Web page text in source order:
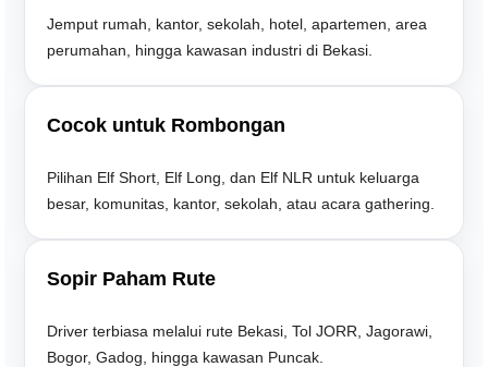
Jemput rumah, kantor, sekolah, hotel, apartemen, area
perumahan, hingga kawasan industri di Bekasi.
Cocok untuk Rombongan
Pilihan Elf Short, Elf Long, dan Elf NLR untuk keluarga
besar, komunitas, kantor, sekolah, atau acara gathering.
Sopir Paham Rute
Driver terbiasa melalui rute Bekasi, Tol JORR, Jagorawi,
Bogor, Gadog, hingga kawasan Puncak.